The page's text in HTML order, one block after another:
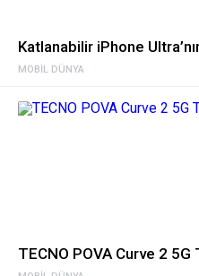
MOBIL DÜNYA
Katlanabilir iPhone
TECNO POVA Curve 2 5G